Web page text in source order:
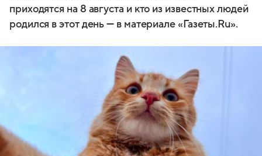
приходятся на 8 августа и кто из известных людей
родился в этот день — в материале «Газеты.Ru».